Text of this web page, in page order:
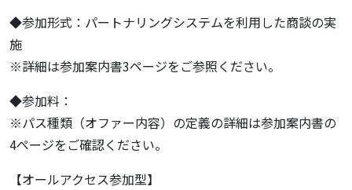
◆参加形式：パートナリングシステムを利用した商談の実
施
※詳細は参加案内書3ページをご参照ください。
◆参加料：
※パス種類（オファー内容）の定義の詳細は参加案内書の
4ページをご確認ください。
【オールアクセス参加型】